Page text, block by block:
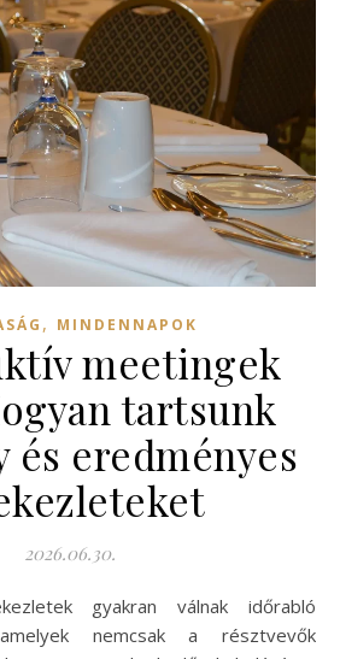
, MINDENNAPOK
meetingek
tartsunk
és eredményes
2026.06.30.
nemcsak a résztvevők